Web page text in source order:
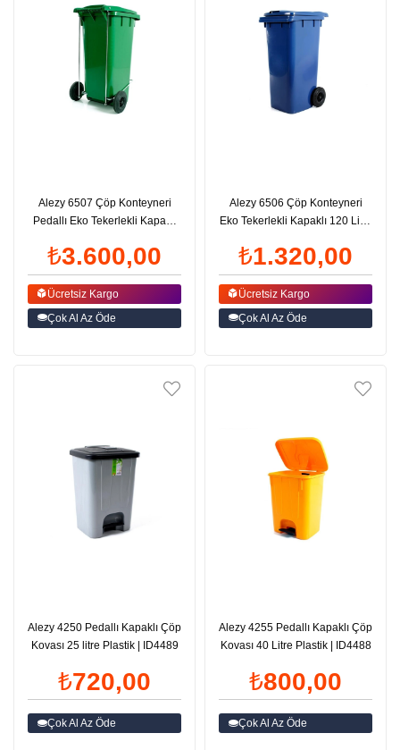
Alezy 6507 Çöp Konteyneri
Pedallı Eko Tekerlekli Kapaklı
₺3.600,00
Ücretsiz Kargo
Çok Al Az Öde
Alezy 6506 Çöp Konteyneri
Eko Tekerlekli Kapaklı 120 Litre
₺1.320,00
Ücretsiz Kargo
Çok Al Az Öde
Alezy 4250 Pedallı Kapaklı Çöp
Kovası 25 litre Plastik | ID4489
₺720,00
Çok Al Az Öde
Alezy 4255 Pedallı Kapaklı Çöp
Kovası 40 Litre Plastik | ID4488
₺800,00
Çok Al Az Öde